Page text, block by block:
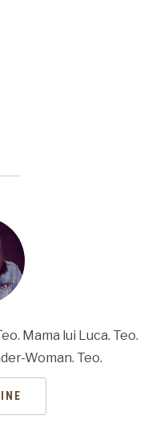
Mama lui Luca. Teo.
Woman. Teo.